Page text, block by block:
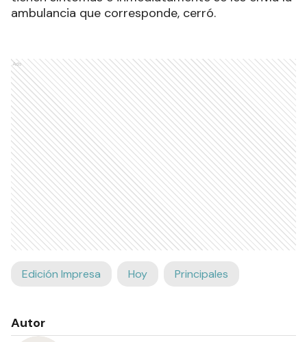
ambulancia que corresponde, cerró.
Ads
Edición Impresa Hoy Principales
Autor